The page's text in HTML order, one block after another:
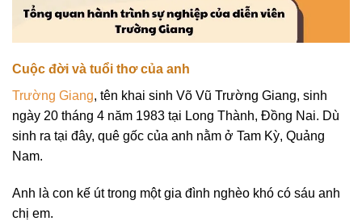
Cuộc đời và tuổi thơ của anh
Trường Giang, tên khai sinh Võ Vũ Trường Giang, sinh
ngày 20 tháng 4 năm 1983 tại Long Thành, Đồng Nai. Dù
sinh ra tại đây, quê gốc của anh nằm ở Tam Kỳ, Quảng
Nam.
Anh là con kế út trong một gia đình nghèo khó có sáu anh
chị em.